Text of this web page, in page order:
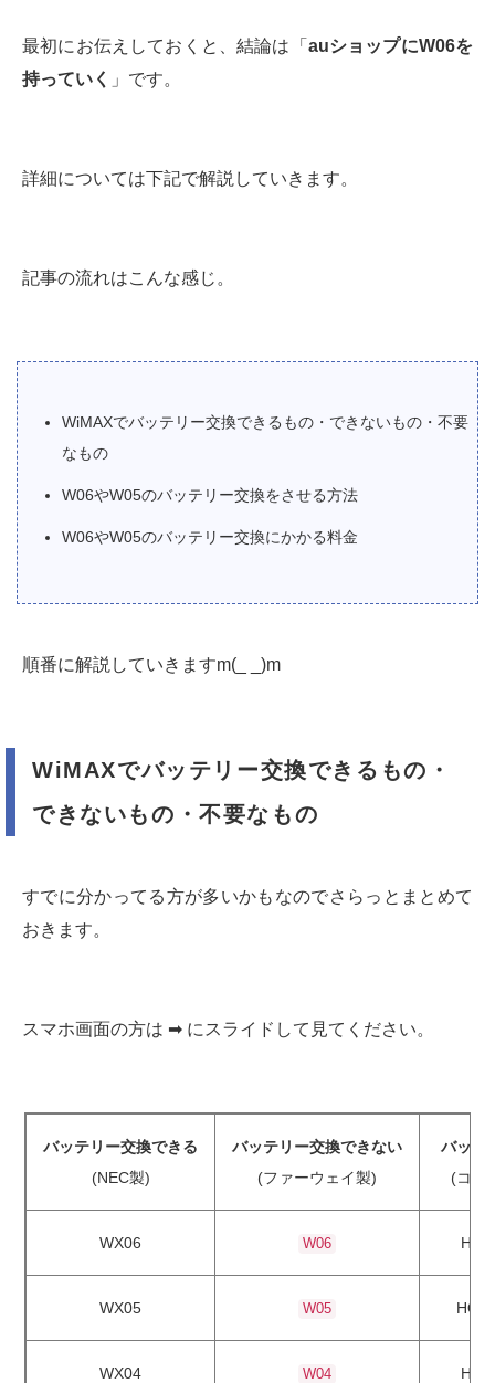
最初にお伝えしておくと、結論は「 auショップにW06を
持っていく
」です。
詳細については下記で解説していきます。
記事の流れはこんな感じ。
WiMAXでバッテリー交換できるもの・できないもの・不要
なもの
W06やW05のバッテリー交換をさせる方法
W06やW05のバッテリー交換にかかる料金
順番に解説していきますm(_ _)m
WiMAXでバッテリー交換できるもの・
できないもの・不要なもの
すでに分かってる方が多いかもなのでさらっとまとめて
おきます。
スマホ画面の方は ➡︎ にスライドして見てください。
バッテリー交換できる
(NEC製)
バッテリー交換できない
(ファーウェイ製)
バッテ
(コン
WX06 W06
WX05 W05
WX04 W04